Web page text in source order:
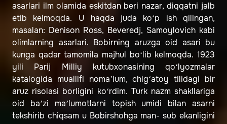
asarlari ilm olamida eskitdan beri nazar, diqqatni jalb
etib kelmoqda. U haqda juda ko‘p ish qilingan,
masalan: Denison Ross, Beveredj, Samoylovich kabi
olimlarning asarlari. Bobirning aruzga oid asari bu
kunga qadar tamomila majhul bo‘lib kelmoqda. 1923
yili Parij Milliy kutubxonasining qo‘lyozmalar
katalogida muallifi noma’lum, chig‘atoy tilidagi bir
aruz risolasi borligini ko‘rdim. Turk nazm shakllariga
oid ba’zi ma’lumotlarni topish umidi bilan asarni
tekshirib chiqsam u Bobirshohga man- sub ekanligini